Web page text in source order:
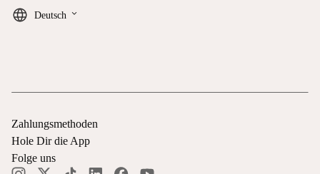
Deutsch keyboard_arrow_down
Zahlungsmethoden
Hole Dir die App
Folge uns